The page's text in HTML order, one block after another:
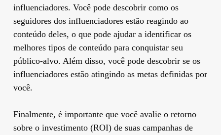
influenciadores. Você pode descobrir como os
seguidores dos influenciadores estão reagindo ao
conteúdo deles, o que pode ajudar a identificar os
melhores tipos de conteúdo para conquistar seu
público-alvo. Além disso, você pode descobrir se os
influenciadores estão atingindo as metas definidas por
você.
Finalmente, é importante que você avalie o retorno
sobre o investimento (ROI) de suas campanhas de